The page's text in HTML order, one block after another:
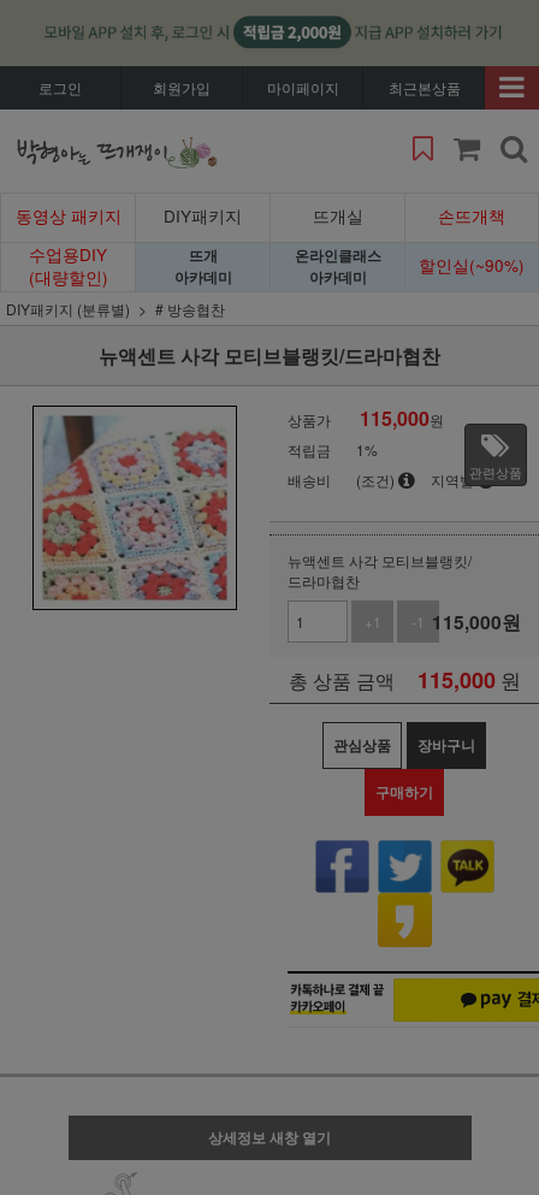
로그인 회원가입 마이페이지 최근본상품
동영상 패키지 DIY패키지 뜨개실
손뜨개책
수업용DIY
(대량할인)
뜨개
아카데미
온라인클래스
아카데미
할인실(~90%)
DIY패키지 (분류별) # 방송협찬
뉴액센트 사각 모티브블랭킷/드라마협찬
상품가 115,000원
적립금
1%
배송비
(조건) 지역별관련상품
뉴액센트 사각 모티브블랭킷/
드라마협찬
+1
-1 115,000원
총 상품 금액 115,000 원
관심상품 장바구니
구매하기
상세정보 새창 열기